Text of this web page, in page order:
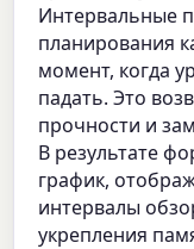
Интервальные
планирования
момент, когда
падать. Это
прочности и
В результате
график,
интервалы
укрепления